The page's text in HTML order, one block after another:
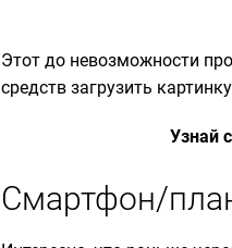
Этот до невозможности
средств загрузить
Узнай
Смартфон/